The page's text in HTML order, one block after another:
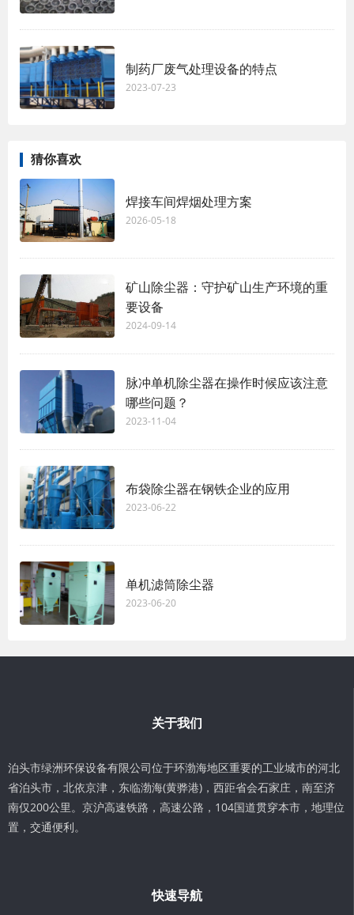
制药厂废气处理设备的特点
2023-07-23
猜你喜欢
焊接车间焊烟处理方案
2026-05-18
矿山除尘器：守护矿山生产环境的重
要设备
2024-09-14
脉冲单机除尘器在操作时候应该注意
哪些问题？
2023-11-04
布袋除尘器在钢铁企业的应用
2023-06-22
单机滤筒除尘器
2023-06-20
关于我们
泊头市绿洲环保设备有限公司位于环渤海地区重要的工业城市的河北
省泊头市，北依京津，东临渤海(黄骅港)，西距省会石家庄，南至济
南仅200公里。京沪高速铁路，高速公路，104国道贯穿本市，地理位
置，交通便利。
快速导航